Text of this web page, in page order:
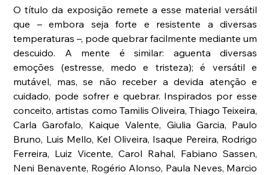
O título da exposição remete a esse material versátil
que – embora seja forte e resistente a diversas
temperaturas –, pode quebrar facilmente mediante um
descuido. A mente é similar: aguenta diversas
emoções (estresse, medo e tristeza); é versátil e
mutável, mas, se não receber a devida atenção e
cuidado, pode sofrer e quebrar. Inspirados por esse
conceito, artistas como Tamilis Oliveira, Thiago Teixeira,
Carla Garofalo, Kaique Valente, Giulia Garcia, Paulo
Bruno, Luis Mello, Kel Oliveira, Isaque Pereira, Rodrigo
Ferreira, Luiz Vicente, Carol Rahal, Fabiano Sassen,
Neni Benavente, Rogério Alonso, Paula Neves, Marcio